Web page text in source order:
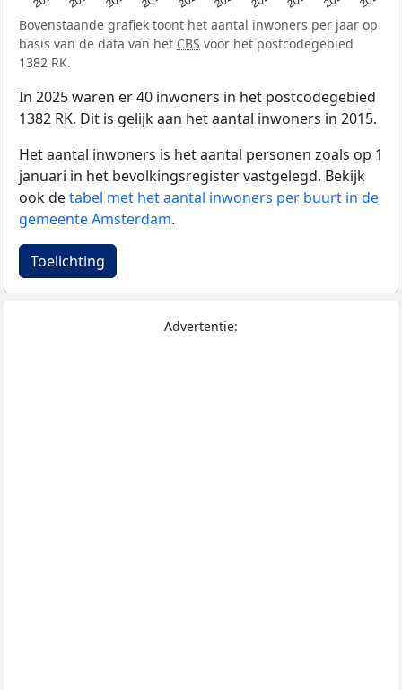
Bovenstaande grafiek toont het aantal inwoners per jaar op
basis van de data van het CBS voor het postcodegebied
1382 RK.
In 2025 waren er 40 inwoners in het postcodegebied
1382 RK. Dit is gelijk aan het aantal inwoners in 2015.
Het aantal inwoners is het aantal personen zoals op 1
januari in het bevolkingsregister vastgelegd. Bekijk
ook detabel met het aantal inwoners per buurt in de
gemeente Amsterdam.
Toelichting
Advertentie: